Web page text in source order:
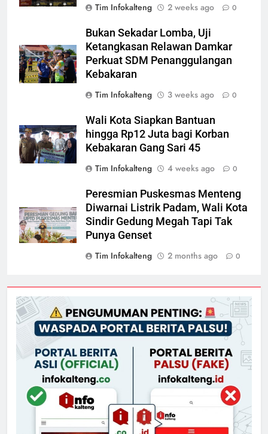
Tim Infokalteng
2 weeks ago 0
Bukan Sekadar Lomba, Uji
Ketangkasan Relawan Damkar
Perkuat SDM Penanggulangan
Kebakaran
Tim Infokalteng
3 weeks ago 0
Wali Kota Siapkan Bantuan
hingga Rp12 Juta bagi Korban
Kebakaran Gang Sari 45
Tim Infokalteng
4 weeks ago 0
Peresmian Puskesmas Menteng
Diwarnai Listrik Padam, Wali Kota
Sindir Gedung Megah Tapi Tak
Punya Genset
Tim Infokalteng
2 months ago 0